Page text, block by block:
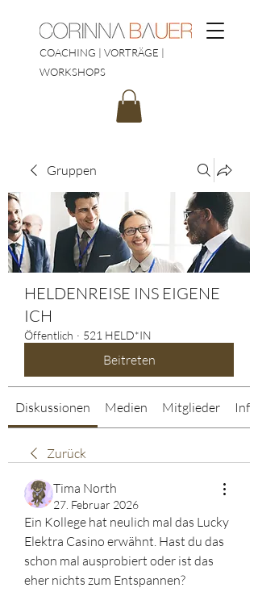
COACHING | VORTRÄGE |
WORKSHOPS
Gruppen
HELDENREISE INS EIGENE
ICH
Öffentlich · 521 HELD*IN
Beitreten
Diskussionen Medien Mitglieder Info
Zurück
Tima North
27. Februar 2026
Ein Kollege hat neulich mal das Lucky
Elektra Casino erwähnt. Hast du das
schon mal ausprobiert oder ist das
eher nichts zum Entspannen?